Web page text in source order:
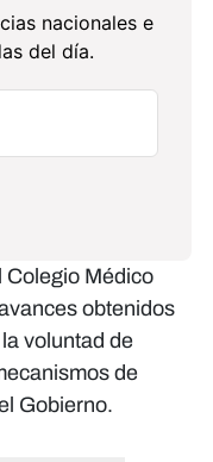
nacionales e
del día.
Colegio Médico
obtenidos
voluntad de
de
Gobierno.